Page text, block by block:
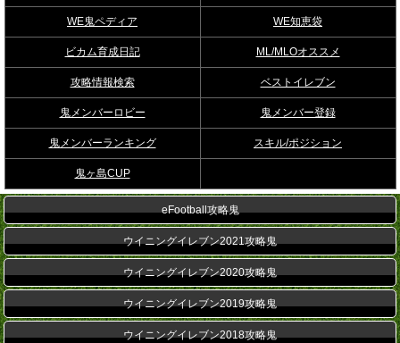
WE鬼ペディア WE知恵袋
ビカム育成日記 ML/MLOオススメ
攻略情報検索 ベストイレブン
鬼メンバーロビー 鬼メンバー登録
鬼メンバーランキング スキル/ポジション
鬼ヶ島CUP
eFootball攻略鬼
ウイニングイレブン2021攻略鬼
ウイニングイレブン2020攻略鬼
ウイニングイレブン2019攻略鬼
ウイニングイレブン2018攻略鬼